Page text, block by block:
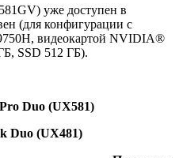
уже доступен в
(для конфигурации с
видеокартой NVIDIA®
SSD 512 ГБ).
Duo (UX581)
Duo (UX481)